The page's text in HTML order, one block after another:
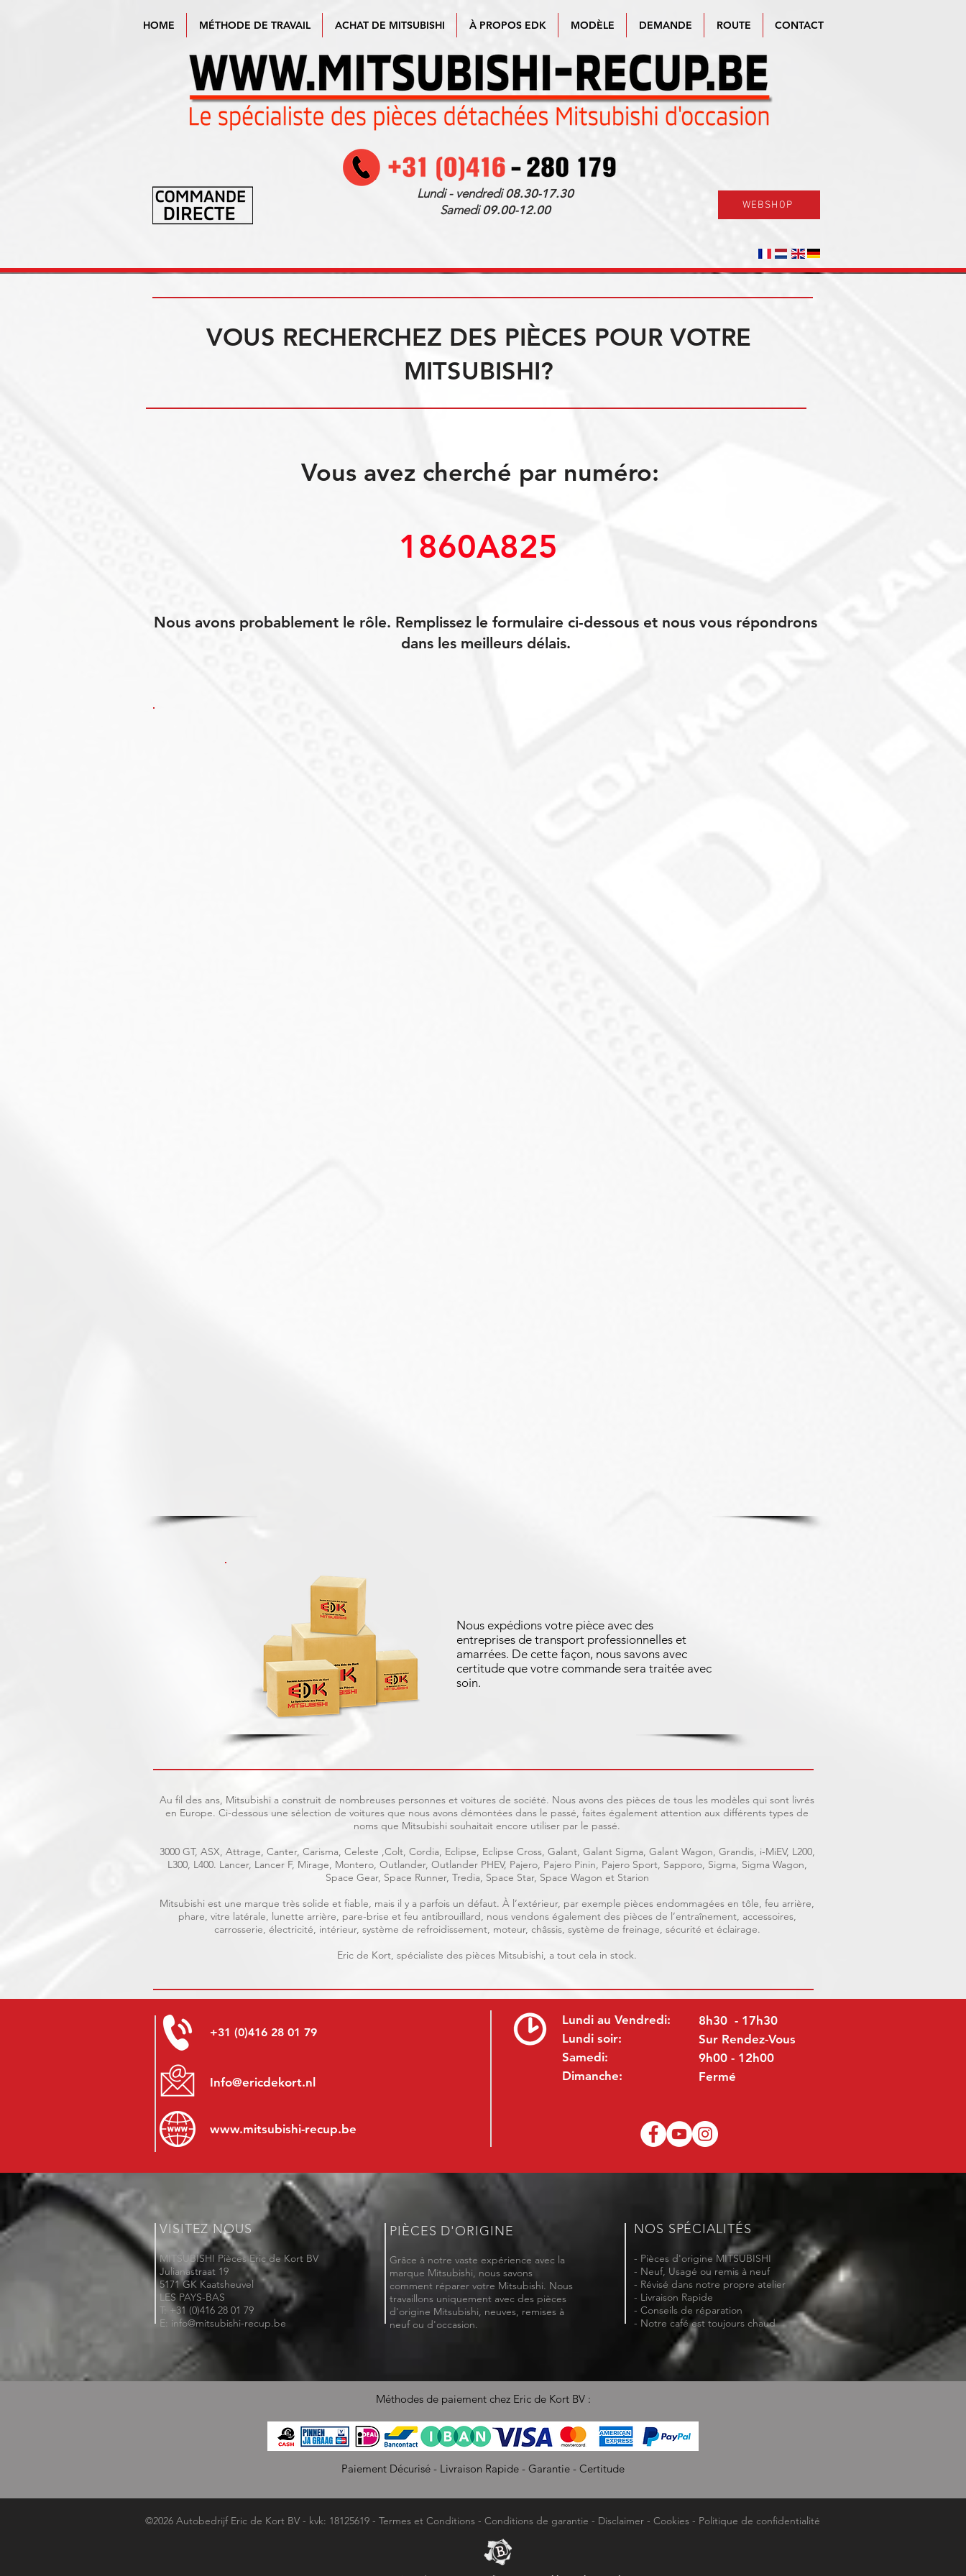
HOME MÉTHODE DE TRAVAIL ACHAT DE MITSUBISHI À PROPOS EDK MODÈLE DEMANDE ROUTE CONTACT
Lundi - vendredi08.30-17.30
Samedi09.00-12.00 WEBSHOP
VOUS RECHERCHEZ DES PIÈCES POUR VOTRE
MITSUBISHI?
Vous avez cherché par numéro:
1860A825
Nous avons probablement le rôle. Remplissez le formulaire ci-dessous et nous vous répondrons
dans les meilleurs délais.
Nous expédions votre pièce avec des
entreprises de transport professionnelles et
amarrées. De cette façon, nous savons avec
certitude que votre commande sera traitée avec
soin.
Au fil des ans, Mitsubishi a construit de nombreuses personnes et voitures de société. Nous avons des pièces de tous les modèles qui sont livrés
en Europe. Ci-dessous une sélection de voitures que nous avons démontées dans le passé, faites également attention aux différents types de
noms que Mitsubishi souhaitait encore utiliser par le passé.
3000 GT, ASX, Attrage, Canter, Carisma, Celeste ,Colt, Cordia, Eclipse, Eclipse Cross, Galant, Galant Sigma, Galant Wagon, Grandis, i-MiEV, L200,
L300, L400. Lancer, Lancer F, Mirage, Montero, Outlander, Outlander PHEV, Pajero, Pajero Pinin, Pajero Sport, Sapporo, Sigma, Sigma Wagon,
Space Gear, Space Runner, Tredia, Space Star, Space Wagon et Starion
Mitsubishi est une marque très solide et fiable, mais il y a parfois un défaut. À l’extérieur, par exemple pièces endommagées en tôle, feu arrière,
phare, vitre latérale, lunette arrière, pare-brise et feu antibrouillard, nous vendons également des pièces de l’entraînement, accessoires,
carrosserie, électricité, intérieur, système de refroidissement, moteur, châssis, système de freinage, sécurité et éclairage.
Eric de Kort, spécialiste des pièces Mitsubishi, a tout cela in stock.
Info@ericdekort.nl
www.mitsubishi-recup.be
+31 (0)416 28 01 79
Lundi au Vendredi:
Lundi soir:
Samedi:
Dimanche:
8h30 - 17h30
Sur Rendez-Vous
9h00 - 12h00
Fermé
VISITEZ NOUS
MITSUBISHI Pièces Eric de Kort BV
Julianastraat 19
5171 GK Kaatsheuvel
LES PAYS-BAS
T: +31 (0)416 28 01 79
E: info@mitsubishi-recup.be
PIÈCES D'ORIGINE
Grâce à notre vaste expérience avec la
marque Mitsubishi, nous savons
comment réparer votre Mitsubishi. Nous
travaillons uniquement avec des pièces
d'origine Mitsubishi, neuves, remises à
neuf ou d'occasion.
NOS SPÉCIALITÉS
- Pièces d'origine MITSUBISHI
- Neuf, Usagé ou remis à neuf
- Révisé dans notre propre atelier
- Livraison Rapide
- Conseils de réparation
- Notre café est toujours chaud
Paiement Décurisé - Livraison Rapide - Garantie - Certitude
Méthodes de paiement chez Eric de Kort BV :
©2026 Autobedrijf Eric de Kort BV - kvk: 18125619 - Termes et Conditions - Conditions de garantie - Disclaimer - Cookies - Politique de confidentialité